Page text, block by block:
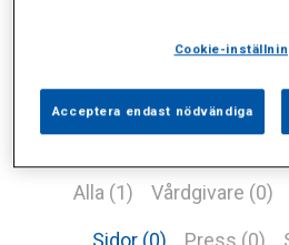
Alla (1) Vårdgivare (0)
Sidor (0) Press (0)
Cookie-
Acceptera endast nödvändiga